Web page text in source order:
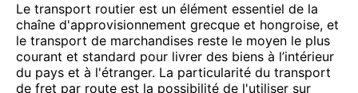
Le transport routier est un élément essentiel de la
chaîne d'approvisionnement grecque et hongroise, et
le transport de marchandises reste le moyen le plus
courant et standard pour livrer des biens à l’intérieur
du pays et à l'étranger. La particularité du transport
de fret par route est la possibilité de l'utiliser sur